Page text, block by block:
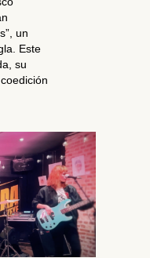
un
Este
su